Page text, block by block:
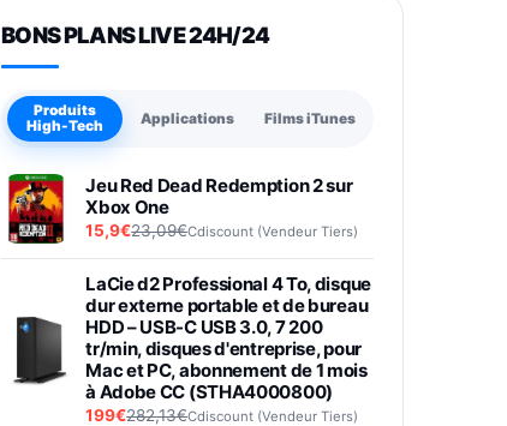
BONS PLANS LIVE 24H/24
Produits
High-Tech
Applications Films iTunes
Jeu Red Dead Redemption 2 sur
Xbox One
15,9€23,09€Cdiscount (Vendeur Tiers)
LaCie d2 Professional 4 To, disque
dur externe portable et de bureau
HDD – USB-C USB 3.0, 7 200
tr/min, disques d'entreprise, pour
Mac et PC, abonnement de 1 mois
à Adobe CC (STHA4000800)
199€282,13€Cdiscount (Vendeur Tiers)